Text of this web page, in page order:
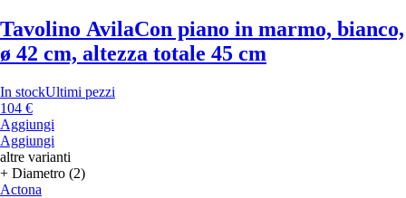
Tavolino AvilaCon piano in marmo, bianco,
ø 42 cm, altezza totale 45 cm
In stockUltimi pezzi
104 €
Aggiungi
Aggiungi
altre varianti
+ Diametro (2)
Actona